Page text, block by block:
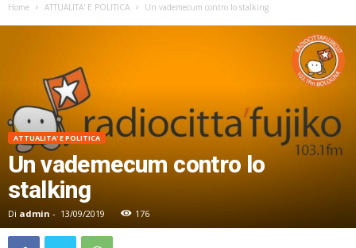
Home ATTUALITA' E POLITICA Un vademecum contro lo stalking
ATTUALITA' E POLITICA
Un vademecum contro lo
stalking
Di admin - 13/09/2019 176